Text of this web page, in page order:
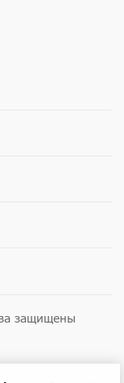
защищены